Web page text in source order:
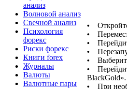
анализ
Волновой анализ
Свечной анализ
Психология
форекс
Риски форекс
Книги forex
Журналы
Валюты
Валютные пары
• Откройте
•
•
•
• Выберите
•
BlackGold».
• При